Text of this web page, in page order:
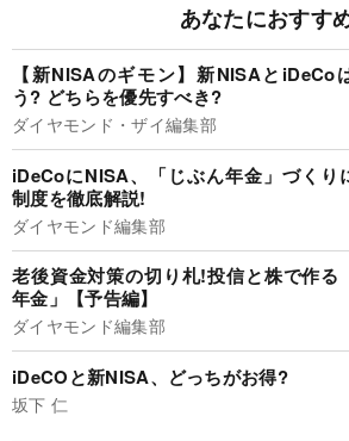
あなたにおすす
【新NISAのギモン】新NISAとiDeCo
う? どちらを優先すべき?
ダイヤモンド・ザイ編集部
iDeCoにNISA、「じぶん年金」づくり
制度を徹底解説!
ダイヤモンド編集部
老後資金対策の切り札!投信と株で作る
年金」【予告編】
ダイヤモンド編集部
iDeCOと新NISA、どっちがお得?
坂下 仁